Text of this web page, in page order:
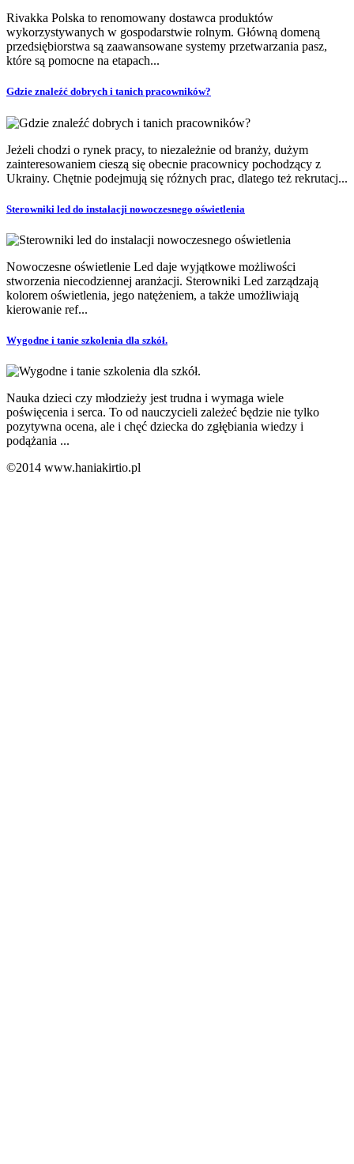
Rivakka Polska to renomowany dostawca produktów
wykorzystywanych w gospodarstwie rolnym. Główną domeną
przedsiębiorstwa są zaawansowane systemy przetwarzania pasz,
które są pomocne na etapach...
Gdzie znaleźć dobrych i tanich pracowników?
Jeżeli chodzi o rynek pracy, to niezależnie od branży, dużym
zainteresowaniem cieszą się obecnie pracownicy pochodzący z
Ukrainy. Chętnie podejmują się różnych prac, dlatego też rekrutacj...
Sterowniki led do instalacji nowoczesnego oświetlenia
Nowoczesne oświetlenie Led daje wyjątkowe możliwości
stworzenia niecodziennej aranżacji. Sterowniki Led zarządzają
kolorem oświetlenia, jego natężeniem, a także umożliwiają
kierowanie ref...
Wygodne i tanie szkolenia dla szkół.
Nauka dzieci czy młodzieży jest trudna i wymaga wiele
poświęcenia i serca. To od nauczycieli zależeć będzie nie tylko
pozytywna ocena, ale i chęć dziecka do zgłębiania wiedzy i
podążania ...
©2014 www.haniakirtio.pl